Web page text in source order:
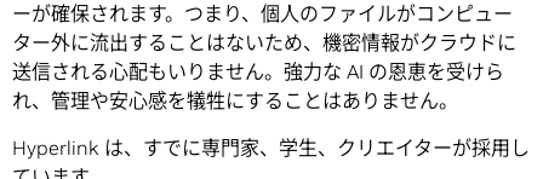
ーが確保されます。つまり、個人のファイルがコンピュー
ター外に流出することはないため、機密情報がクラウドに
送信される心配もいりません。強力な AI の恩恵を受けら
れ、管理や安心感を犠牲にすることはありません。
Hyperlink は、すでに専門家、学生、クリエイターが採用し